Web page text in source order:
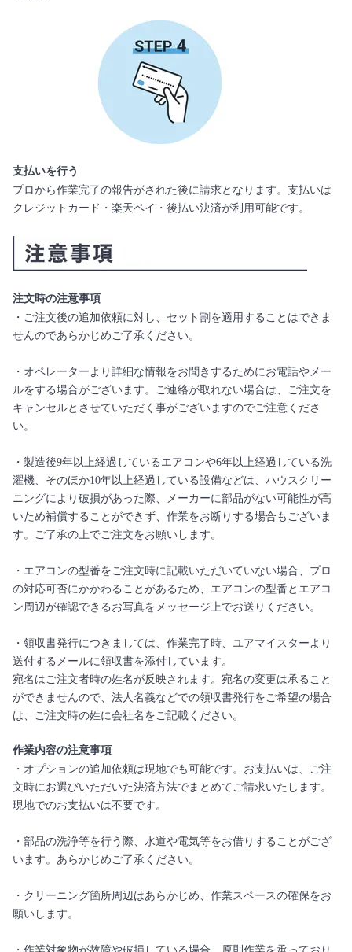
支払いを行う
プロから作業完了の報告がされた後に請求となります。支払いは
クレジットカード・楽天ペイ・後払い決済が利用可能です。
注文時の注意事項
・ご注文後の追加依頼に対し、セット割を適用することはできま
せんのであらかじめご了承ください。
・オペレーターより詳細な情報をお聞きするためにお電話やメー
ルをする場合がございます。ご連絡が取れない場合は、ご注文を
キャンセルとさせていただく事がございますのでご注意くださ
い。
・製造後9年以上経過しているエアコンや6年以上経過している洗
濯機、そのほか10年以上経過している設備などは、ハウスクリー
ニングにより破損があった際、メーカーに部品がない可能性が高
いため補償することができず、作業をお断りする場合もございま
す。ご了承の上でご注文をお願いします。
・エアコンの型番をご注文時に記載いただいていない場合、プロ
の対応可否にかかわることがあるため、エアコンの型番とエアコ
ン周辺が確認できるお写真をメッセージ上でお送りください。
・領収書発行につきましては、作業完了時、ユアマイスターより
送付するメールに領収書を添付しています。
宛名はご注文者時の姓名が反映されます。宛名の変更は承ること
ができませんので、法人名義などでの領収書発行をご希望の場合
は、ご注文時の姓に会社名をご記載ください。
作業内容の注意事項
・オプションの追加依頼は現地でも可能です。お支払いは、ご注
文時にお選びいただいた決済方法でまとめてご請求いたします。
現地でのお支払いは不要です。
・部品の洗浄等を行う際、水道や電気等をお借りすることがござ
います。あらかじめご了承ください。
・クリーニング箇所周辺はあらかじめ、作業スペースの確保をお
願いします。